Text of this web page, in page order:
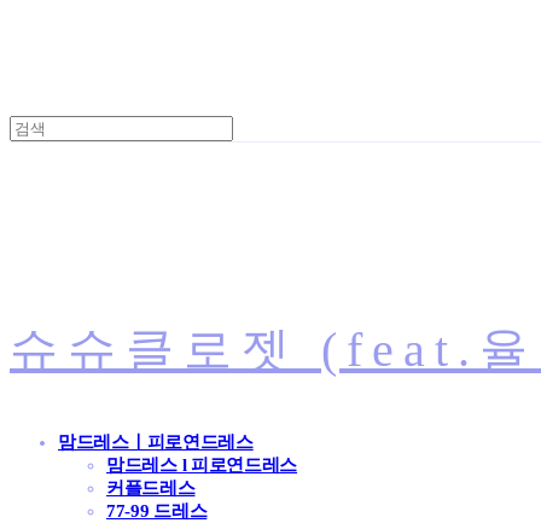
슈슈클로젯 (feat.
맘드레스ㅣ피로연드레스
맘드레스 l 피로연드레스
커플드레스
77-99 드레스